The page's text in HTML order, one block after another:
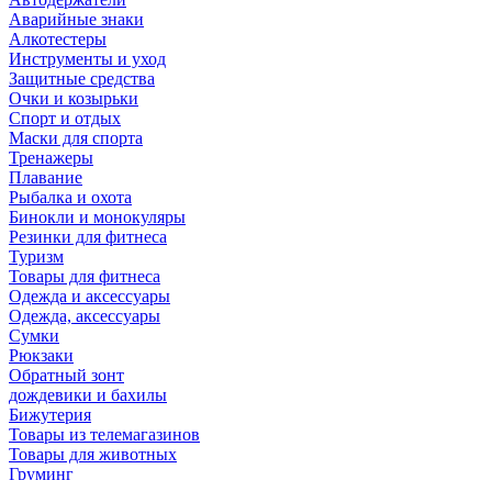
Аварийные знаки
Алкотестеры
Инструменты и уход
Защитные средства
Очки и козырьки
Спорт и отдых
Маски для спорта
Тренажеры
Плавание
Рыбалка и охота
Бинокли и монокуляры
Резинки для фитнеса
Туризм
Товары для фитнеса
Одежда и аксессуары
Одежда, аксессуары
Сумки
Рюкзаки
Обратный зонт
дождевики и бахилы
Бижутерия
Товары из телемагазинов
Товары для животных
Груминг